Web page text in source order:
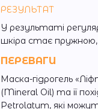
РЕЗУЛЬТАТ
У результаті
шкіра стає
ПЕРЕВАГИ
Маска-гідрогель
(Mineral Oil) та її
Petrolatum, які